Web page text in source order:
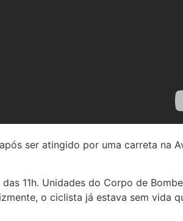
ser atingido por uma carreta na
11h. Unidades do Corpo de
o ciclista já estava sem vida